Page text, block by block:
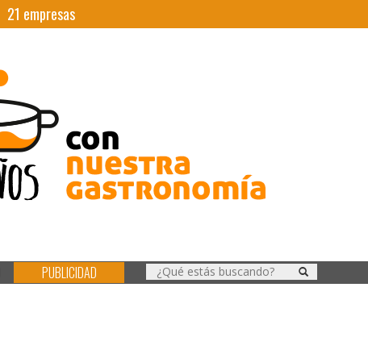
21 empresas
PUBLICIDAD